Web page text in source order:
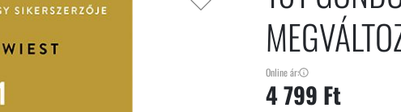
Online ár:
4 799 Ft